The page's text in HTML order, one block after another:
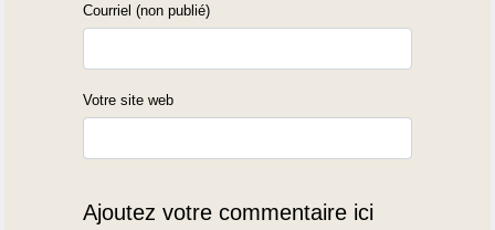
Courriel (non publié)
Votre site web
Ajoutez votre commentaire ici